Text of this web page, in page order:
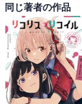
奈々 鎌土：
千束に「おいしい
左右の視線が違うと
斜視と呼ばれる症
眼球に強い衝撃を
い。
ウチの近所にもいた
同じ著者の作品